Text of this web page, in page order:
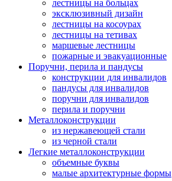
лестницы на больцах
эксклюзивный дизайн
лестницы на косоурах
лестницы на тетивах
маршевые лестницы
пожарные и эвакуационные
Поручни, перила и пандусы
конструкции для инвалидов
пандусы для инвалидов
поручни для инвалидов
перила и поручни
Металлоконструкции
из нержавеющей стали
из черной стали
Легкие металлоконструкции
объемные буквы
малые архитектурные формы